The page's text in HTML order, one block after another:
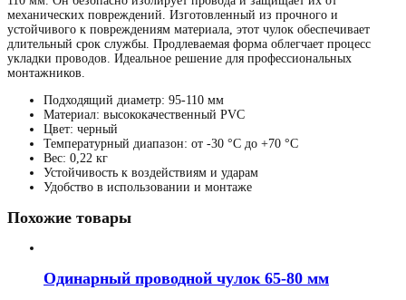
механических повреждений. Изготовленный из прочного и
устойчивого к повреждениям материала, этот чулок обеспечивает
длительный срок службы. Продлеваемая форма облегчает процесс
укладки проводов. Идеальное решение для профессиональных
монтажников.
Подходящий диаметр: 95-110 мм
Материал: высококачественный PVC
Цвет: черный
Температурный диапазон: от -30 °C до +70 °C
Вес: 0,22 кг
Устойчивость к воздействиям и ударам
Удобство в использовании и монтаже
Похожие товары
Одинарный проводной чулок 65-80 мм